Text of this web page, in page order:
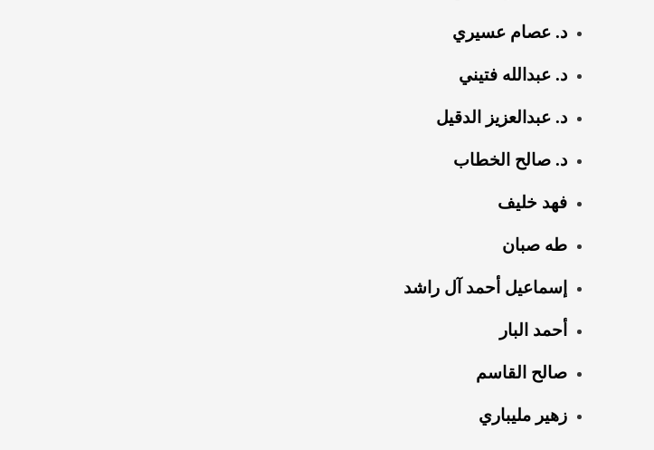
د. عصام عسيري
د. عبدالله فتيني
د. عبدالعزيز الدقيل
د. صالح الخطاب
فهد خليف
طه صبان
إسماعيل أحمد آل راشد
أحمد البار
صالح القاسم
زهير مليباري